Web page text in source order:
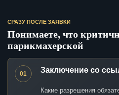
СРАЗУ ПОСЛЕ ЗАЯВКИ
Понимаете, что
парикмахерской
01 Заключение со
Какие разрешения